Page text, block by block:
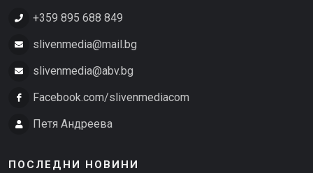
+359 895 688 849
slivenmedia@mail.bg
slivenmedia@abv.bg
Facebook.com/slivenmediacom
Петя Андреева
ПОСЛЕДНИ НОВИНИ